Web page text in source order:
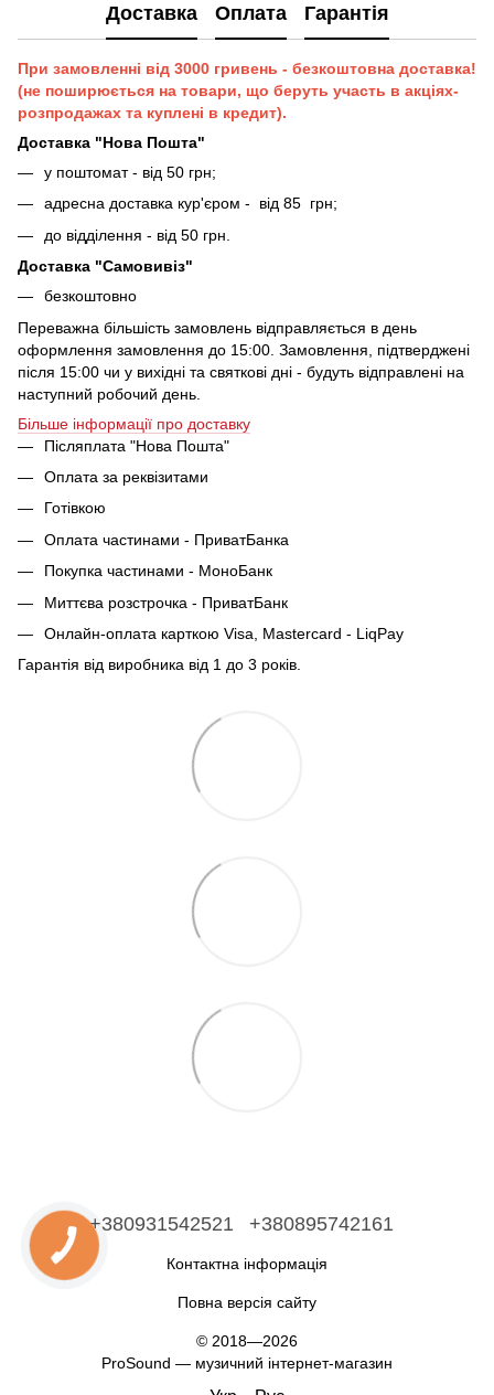
Доставка Оплата Гарантія
При замовленні від 3000 гривень - безкоштовна доставка!
(не поширюється на товари, що беруть участь в акціях-
розпродажах та куплені в кредит).
Доставка "Нова Пошта"
у поштомат - від 50 грн;
адресна доставка кур'єром - від 85 грн;
до відділення - від 50 грн.
Доставка "Самовивіз"
безкоштовно
Переважна більшість замовлень відправляється в день
оформлення замовлення до 15:00. Замовлення, підтверджені
після 15:00 чи у вихідні та святкові дні - будуть відправлені на
наступний робочий день.
Більше інформації про доставку
Післяплата "Нова Пошта"
Оплата за реквізитами
Готівкою
Оплата частинами - ПриватБанка
Покупка частинами - МоноБанк
Миттєва розстрочка - ПриватБанк
Онлайн-оплата карткою Visa, Mastercard - LiqPay
Гарантія від виробника від 1 до 3 років.
+380931542521 +380895742161
Контактна інформація
Повна версія сайту
© 2018—2026
ProSound — музичний інтернет-магазин